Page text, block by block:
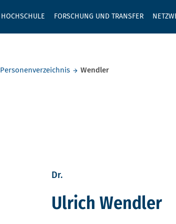
HOCHSCHULE FORSCHUNG UND TRANSFER
Personenverzeichnis Wendler
Dr.
Ulrich Wendler